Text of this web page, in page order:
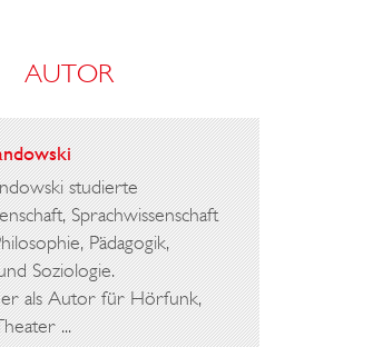
AUTOR
studierte
Sprachwissenschaft
Pädagogik,
Soziologie.
er als Autor für Hörfunk,
...